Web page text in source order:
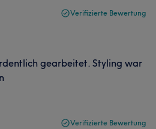
Verifizierte Bewertung
gearbeitet. Styling war
Verifizierte Bewertung